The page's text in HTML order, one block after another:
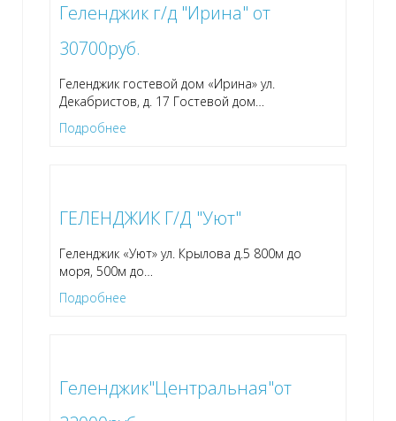
Геленджик г/д "Ирина" от
30700руб.
Геленджик гостевой дом «Ирина» ул.
Декабристов, д. 17 Гостевой дом…
Подробнее
ГЕЛЕНДЖИК Г/Д "Уют"
Геленджик «Уют» ул. Крылова д.5 800м до
моря, 500м до…
Подробнее
Геленджик"Центральная"от